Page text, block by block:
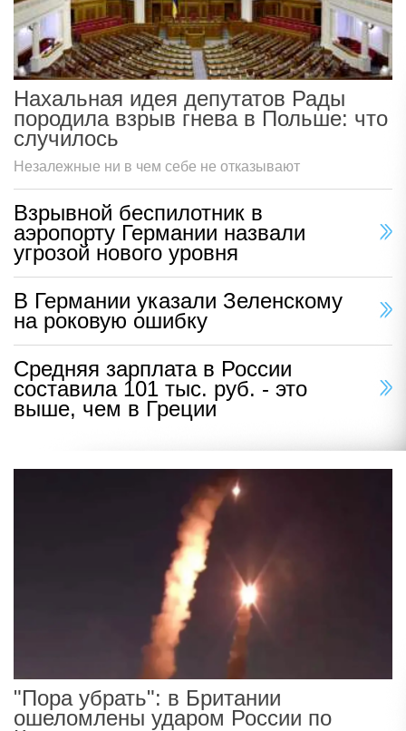
Нахальная идея депутатов Рады
породила взрыв гнева в Польше: что
случилось
Незалежные ни в чем себе не отказывают
Взрывной беспилотник в
аэропорту Германии назвали
угрозой нового уровня
В Германии указали Зеленскому
на роковую ошибку
Средняя зарплата в России
составила 101 тыс. руб. - это
выше, чем в Греции
"Пора убрать": в Британии
ошеломлены ударом России по